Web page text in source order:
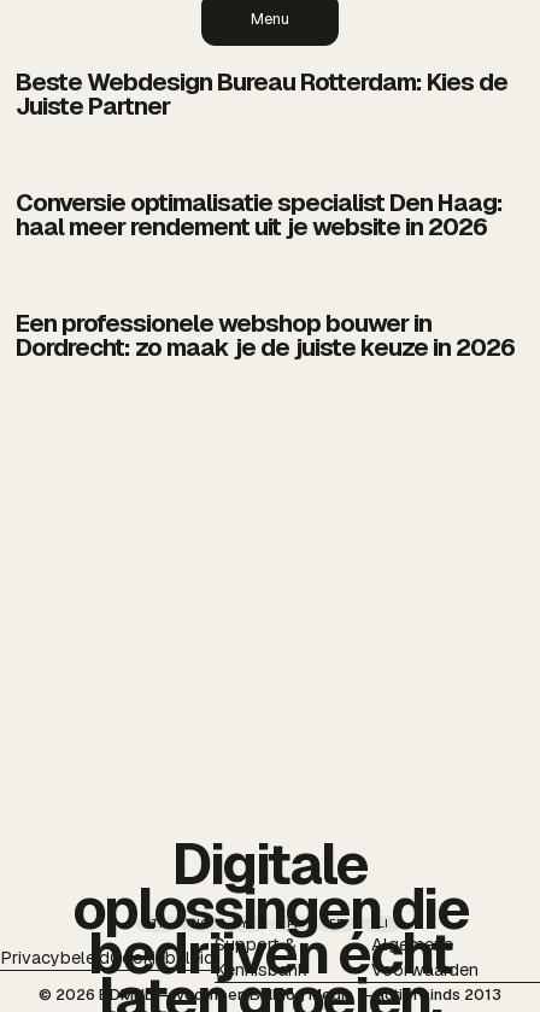
Beste Webdesign Bureau Rotterdam: Kies de
Juiste Partner
Conversie optimalisatie specialist Den Haag:
haal meer rendement uit je website in 2026
Een professionele webshop bouwer in
Dordrecht: zo maak je de juiste keuze in 2026
Menu
TT IG YT PI FB LI
PrivacybeleidCookiebeleid
Support &
Kennisbank
Algemene
Voorwaarden
© 2026 BDMNL — voorheen Bulldog Media — actief sinds 2013
Digitale
oplossingen die
bedrijven écht